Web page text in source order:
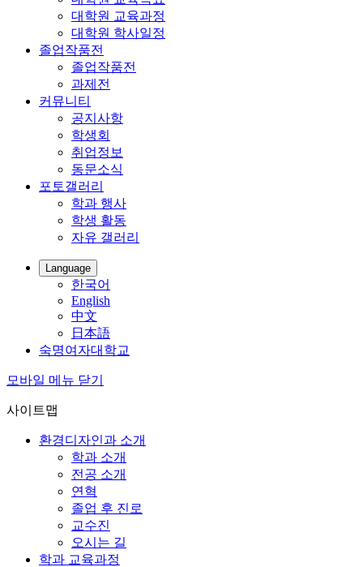
대학원 교육과정
대학원 학사일정
졸업작품전
졸업작품전
과제전
커뮤니티
공지사항
학생회
취업정보
동문소식
포토갤러리
학과 행사
학생 활동
자유 갤러리
Language
한국어
English
中文
日本語
숙명여자대학교
모바일 메뉴 닫기
사이트맵
환경디자인과 소개
학과 소개
전공 소개
연혁
졸업 후 진로
교수진
오시는 길
학과 교육과정